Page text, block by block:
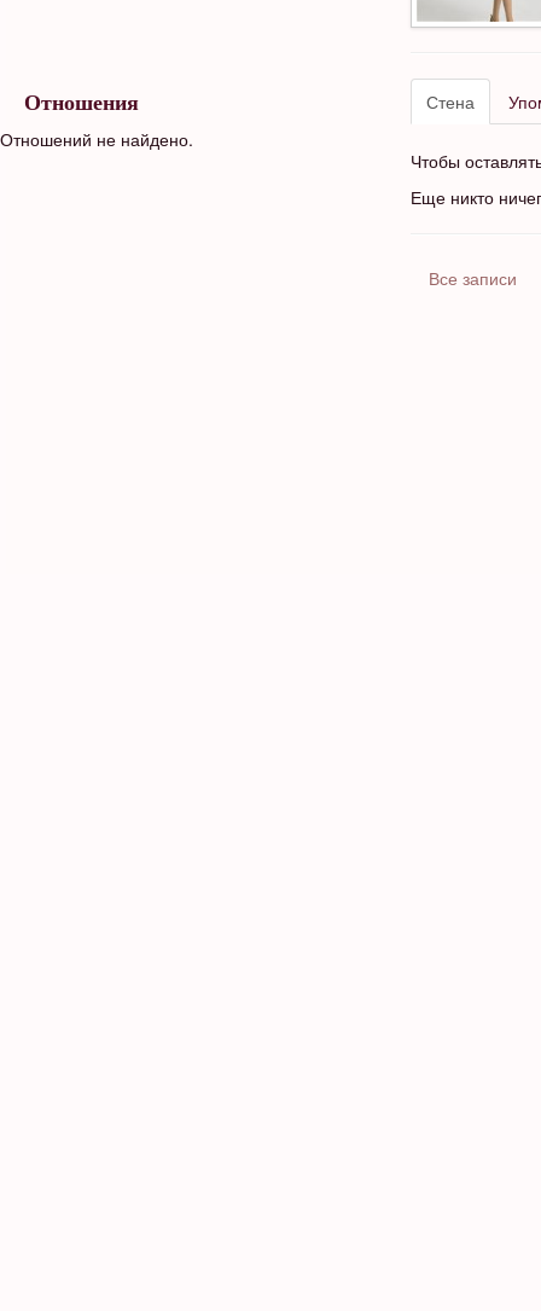
Отношения
Отношений не найдено.
Стена
Чтобы
Еще никто
Все записи